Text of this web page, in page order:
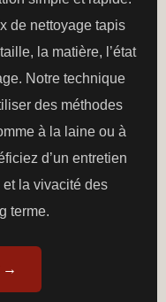
de nettoyage tapis
la matière, l’état
Notre technique
des méthodes
à la laine ou à
d’un entretien
la vivacité des
terme.
→